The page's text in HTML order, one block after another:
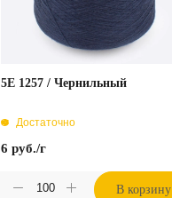
5E 1257 / Чернильный
Достаточно
6 руб./г
В корзину